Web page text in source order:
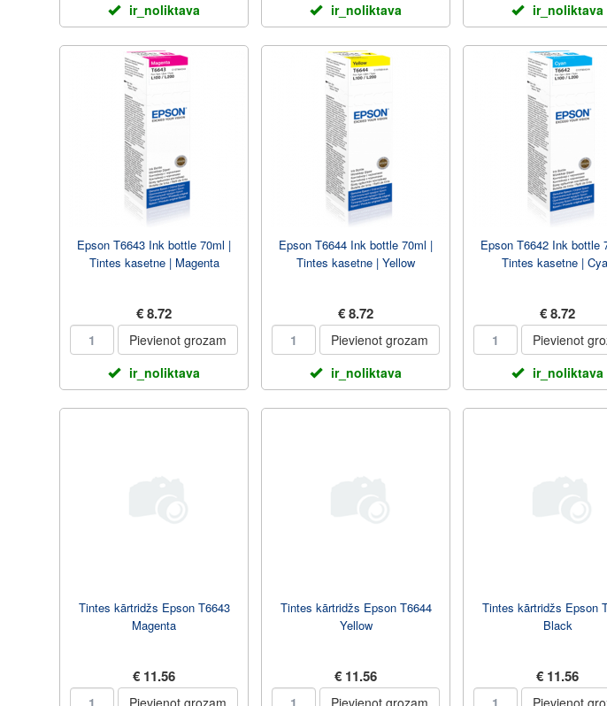
ir_noliktava
ir_noliktava
ir_noliktava
Epson T6643 Ink bottle 70ml |
Tintes kasetne | Magenta
€ 8.72
Pievienot grozam
ir_noliktava
Epson T6644 Ink bottle 70ml |
Tintes kasetne | Yellow
€ 8.72
Pievienot grozam
ir_noliktava
Epson T6642 Ink bottle
Tintes kasetne |
€ 8.72
Pievienot
ir_noliktava
Tintes kārtridžs Epson T6643
Magenta
€ 11.56
Pievienot grozam
Tintes kārtridžs Epson T6644
Yellow
€ 11.56
Pievienot grozam
Tintes kārtridžs Epson
Black
€ 11.56
Pievienot